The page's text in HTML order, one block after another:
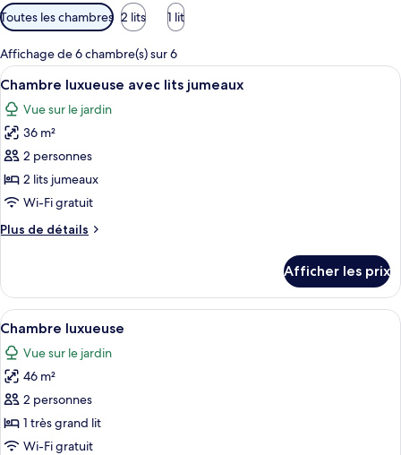
Filtres
disponibles
pour
les
chambres
Toutes les chambres 2 lits 1 lit
Affichage de 6 chambre(s) sur 6
Afficher
toutes
les
photos
pour
ce
type
chambre :
avec
lits
jumeaux
Une chambre d’hôtel avec un grand
3
Chambre luxueuse avec lits jumeaux
Vue sur le jardin
36 m²
2 personnes
2 lits jumeaux
Wi-Fi gratuit
Plus de détails
Plus
Chambre
luxueuse
avec
jumeaux
Afficher les prix
Afficher
toutes
les
photos
pour
ce
type
Une chambre d’hôtel avec un lit à
4
Chambre luxueuse
Vue sur le jardin
46 m²
2 personnes
1 très grand lit
Wi-Fi gratuit